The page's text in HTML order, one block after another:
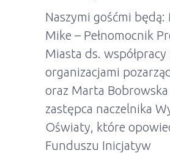
Naszymi gośćmi będą:
Mike – Pełnomocnik
Miasta ds. współpracy
organizacjami
oraz Marta
zastępca naczelnika
Oświaty, które
Funduszu Inicjatyw